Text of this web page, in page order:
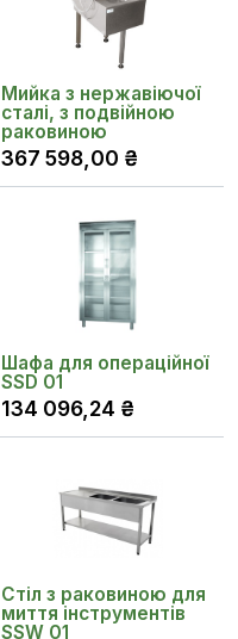
Мийка з нержавіючої
сталі, з подвійною
раковиною
367 598,00 ₴
Шафа для операційної
SSD 01
134 096,24 ₴
Стіл з раковиною для
миття інструментів
SSW 01